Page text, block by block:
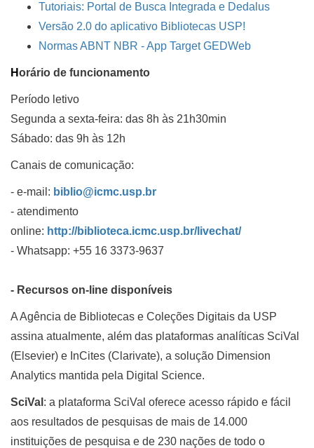
Tutoriais: Portal de Busca Integrada e Dedalus
Versão 2.0 do aplicativo Bibliotecas USP!
Normas ABNT NBR - App Target GEDWeb
Horário de funcionamento
Período letivo
Segunda a sexta-feira: das 8h às 21h30min
Sábado: das 9h às 12h
Canais de comunicação:
- e-mail: biblio@icmc.usp.br
- atendimento
online: http://biblioteca.icmc.usp.br/livechat/
- Whatsapp: +55 16 3373-9637
- Recursos on-line disponíveis
A Agência de Bibliotecas e Coleções Digitais da USP
assina atualmente, além das plataformas analíticas SciVal
(Elsevier) e InCites (Clarivate), a solução Dimension
Analytics mantida pela Digital Science.
SciVal : a plataforma SciVal oferece acesso rápido e fácil
aos resultados de pesquisas de mais de 14.000
instituições de pesquisa e de 230 nações de todo o